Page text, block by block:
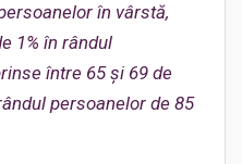
în vârstă,
1% în rândul
între 65 și 69 de
persoanelor de 85